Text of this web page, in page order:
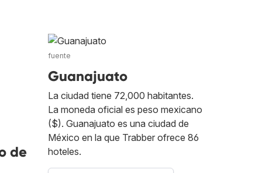
de
fuente
Guanajuato
La ciudad tiene 72,000 habitantes.
La moneda oficial es peso mexicano
($). Guanajuato es una ciudad de
México en la que Trabber ofrece 86
hoteles.